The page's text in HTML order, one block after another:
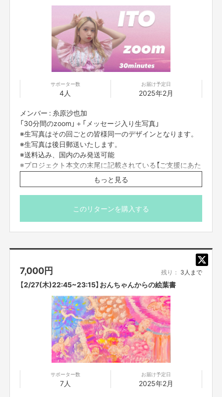
サポーター数
4人
お届け予定日
2025年2月
メンバー : 糸原沙也加
「30分間のzoom」＋「メッセージ入り生写真」
※生写真はその回ごとの皆様同一のデザインとなります。
※生写真は後日郵送いたします。
※送料込み、国内のみ発送可能
※プロジェクト本文の末尾に記載されている【ご支援にあた
ってのご注意事項】を必ずご一読ください。
もっと見る
このリターンを購入する
7,000円 残り： 3人まで
【2/27(木)22:45~23:15】おんちゃんからの絵葉書
サポーター数
7人
お届け予定日
2025年2月